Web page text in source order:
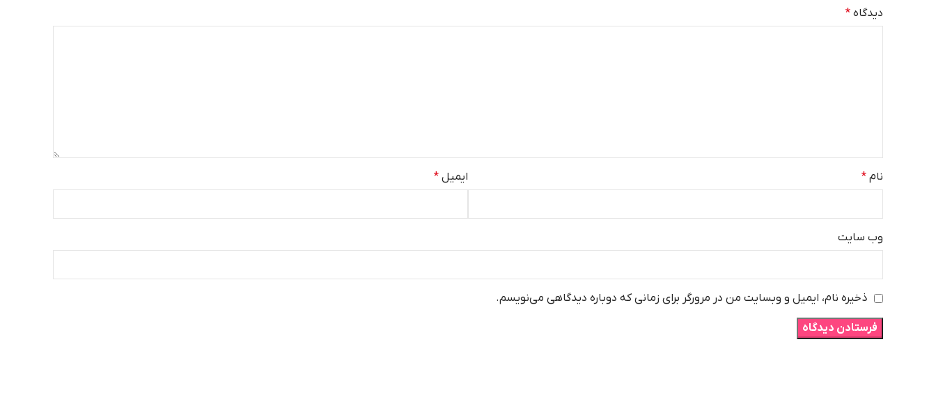
دیدگاه *
نام * ایمیل *
وب‌ سایت
ذخیره نام، ایمیل و وبسایت من در مرورگر برای زمانی که دوباره دیدگاهی می‌نویسم.